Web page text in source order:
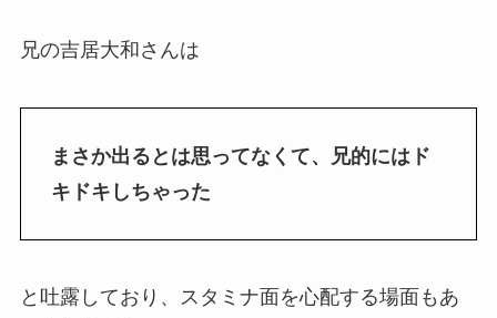
兄の吉居大和さんは
まさか出るとは思ってなくて、兄的にはド
キドキしちゃった
と吐露しており、スタミナ面を心配する場面もあ